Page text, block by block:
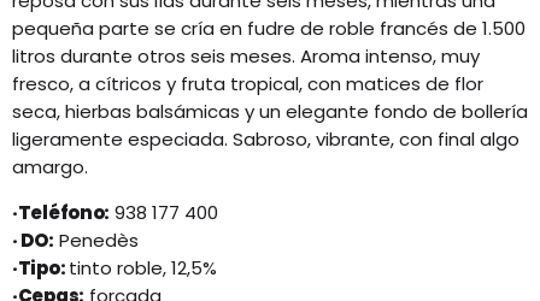
pequeña parte se cría en fudre de roble francés de 1.500
litros durante otros seis meses. Aroma intenso, muy
fresco, a cítricos y fruta tropical, con matices de flor
seca, hierbas balsámicas y un elegante fondo de bollería
ligeramente especiada. Sabroso, vibrante, con final algo
amargo.
·Teléfono: 938 177 400
· DO: Penedès
·Tipo:tinto roble, 12,5%